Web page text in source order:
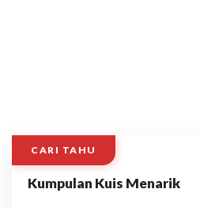
CARI TAHU
Kumpulan Kuis Menarik